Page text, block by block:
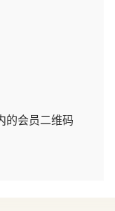
的会员二维码